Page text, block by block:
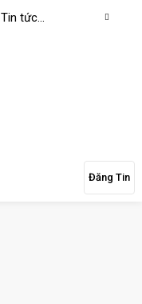
Tin tức…
Đăng Tin